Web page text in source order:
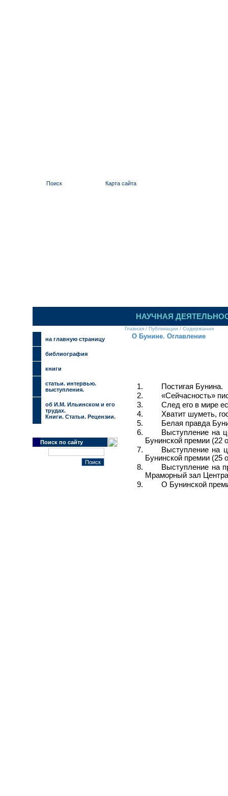
Поиск Карта сайта
НАУЧНАЯ
на главную страницу
библиография
книги
cтатьи. интервью.
выступления.
об И.М. Ильинском и его
трудах.
Книги. Статьи. Рецензии.
Поиск по сайту
Главная / Публикации / Содержания
О Бунине. Оглавление
Постигая Бунина.
«Сейчасность»
След его в мире
Хватит шуметь,
Белая правда
Выступление на
Бунинской премии (22
Выступление на
Бунинской премии (25
Выступление на
Мраморный зал
О Бунинской